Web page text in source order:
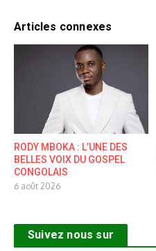
Articles connexes
RODY MBOKA : L’UNE DES
BELLES VOIX DU GOSPEL
CONGOLAIS
6 août 2026
Suivez nous sur